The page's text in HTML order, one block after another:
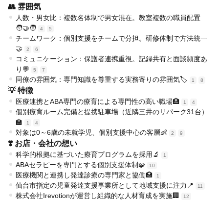
👥 雰囲気
人数・男女比：複数名体制で男女混在。教室複数の職員配置
🧑‍🤝‍🧑
4 5
チームワーク：個別支援をチームで分担。研修体制で方法統一
🤝
2 6
コミュニケーション：保護者連携重視。記録共有と面談頻度あ
り💬
5 7
同僚の雰囲気：専門知識を尊重する実務寄りの雰囲気🏷️ 1 8
💡 特徴
医療連携とABA専門の療育による専門性の高い職場🏥 1 4
個別療育ルーム完備と提携駐車場（近隣三井のリパーク31台）
🏫
1 4
対象は0～6歳の未就学児、個別支援中心の客層👶 2 9
❣️ お店・会社の想い
科学的根拠に基づいた療育プログラムを採用🔬 1
ABAセラピーを専門とする個別支援体制🧩 10
医療機関と連携し発達診療の専門家と協働🏥 1
仙台市指定の児童発達支援事業所として地域支援に注力📍 11
株式会社Irevotionが運営し組織的な人材育成を実施🏢 12